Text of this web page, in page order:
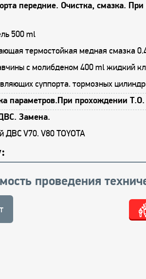
передние. Очистка, смазка.
500 ml
термостойкая медная смазка
с молибденом 400 ml жидкий
суппорта. тормозных
параметров.При прохождении Т.О.
Замена.
ДВС V70. V80 TOYOTA
проведения